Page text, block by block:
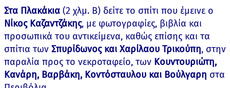
Στα Πλακάκια (2 χλμ. Β) δείτε το σπίτι που έμεινε ο
Νίκος Καζαντζάκης, με φωτογραφίες, βιβλία και
προσωπικά του αντικείμενα, καθώς επίσης και τα
σπίτια των Σπυρίδωνος και Χαρίλαου Τρικούπη, στην
παραλία προς το νεκροταφείο, των Κουντουριώτη,
Κανάρη, Βαρβάκη, Κοντόσταυλου και Βούλγαρη στα